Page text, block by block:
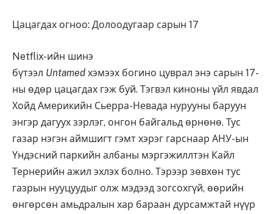
Цацагдах огноо: Долоодугаар сарын 17
Netflix-ийн шинэ
бүтээл Untamed хэмээх богино цуврал энэ сарын 17-
ны өдөр цацагдах гэж буй. Тэгвэл киноны үйл явдал
Хойд Америкийн Сьерра-Невада нурууны баруун
энгэр дагуух зэрлэг, онгон байгальд өрнөнө. Тус
газар нэгэн аймшигт гэмт хэрэг гарснаар АНУ-ын
Үндэсний паркийн албаны мэргэжиллтэн Кайл
Тернерийн ажил эхлэх болно. Тэрээр зөвхөн тус
газрын нууцуудыг олж мэдээд зогсохгүй, өөрийн
өнгөрсөн амьдралын хар бараан дурсамжтай нүүр